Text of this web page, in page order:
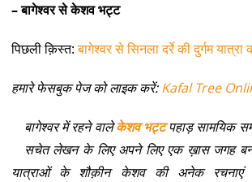
– बागेश्वर से केशव भट्ट
पिछली क़िस्त:बागेश्वर से सिनला दर्रे की दुर्गम
हमारे फेसबुक पेज को लाइक करें:Kafal Tree
बागेश्वर में रहने वालेकेशव भट्ट पहाड़ सामयिक
सचेत लेखन के लिए अपने लिए एक ख़ास जगह
यात्राओं के शौक़ीन केशव की अनेक रचनाएं